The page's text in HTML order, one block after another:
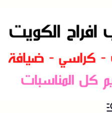
مكتب افراح و مناسبات و زواج و